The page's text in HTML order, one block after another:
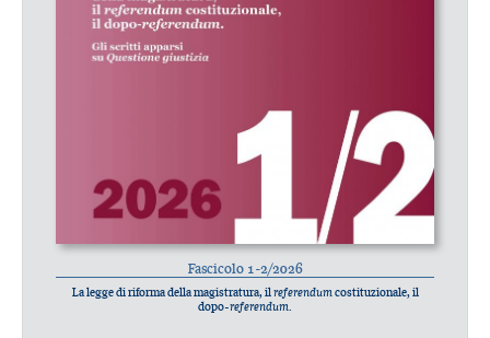
Fascicolo 1-2/2026
La legge di riforma della magistratura, ilreferendumcostituzionale, il
dopo-referendum.